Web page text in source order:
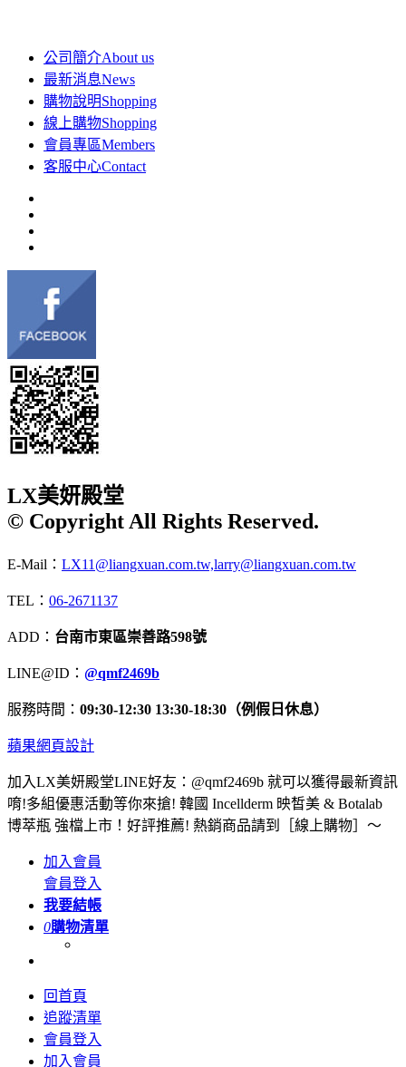
公司簡介About us
最新消息News
購物說明Shopping
線上購物Shopping
會員專區Members
客服中心Contact
LX美妍殿堂
© Copyright All Rights Reserved.
E-Mail： LX11@liangxuan.com.tw,larry@liangxuan.com.tw
TEL： 06-2671137
ADD： 台南市東區崇善路598號
LINE@ID： @qmf2469b
服務時間： 09:30-12:30 13:30-18:30（例假日休息）
蘋果網頁設計
加入LX美妍殿堂LINE好友：@qmf2469b 就可以獲得最新資訊
唷!多組優惠活動等你來搶! 韓國 Incellderm 映皙美 & Botalab
博萃瓶 強檔上市！好評推薦! 熱銷商品請到［線上購物］～
加入會員
會員登入
我要結帳
0購物清單
回首頁
追蹤清單
會員登入
加入會員